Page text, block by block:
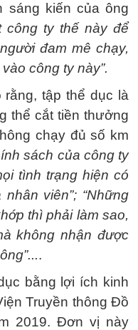
sáng kiến của ông
công ty thế này để
đam mê chạy,
công ty này”.
tập thể dục là
thể cắt tiền thưởng
chạy đủ số km
sách của công ty
tình trạng hiện có
viên”; “Những
thì phải làm sao,
không nhận được
.
bằng lợi ích kinh
Truyền thông Đồ
2019. Đơn vị này